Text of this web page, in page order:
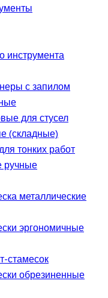
инструмента
с запилом
для стусел
(складные)
тонких работ
металлические
эргономичные
стамесок
обрезиненные